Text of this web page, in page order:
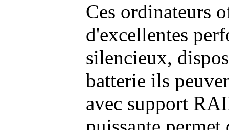
Ces ordinateurs
d'excellentes
silencieux,
batterie ils
avec support